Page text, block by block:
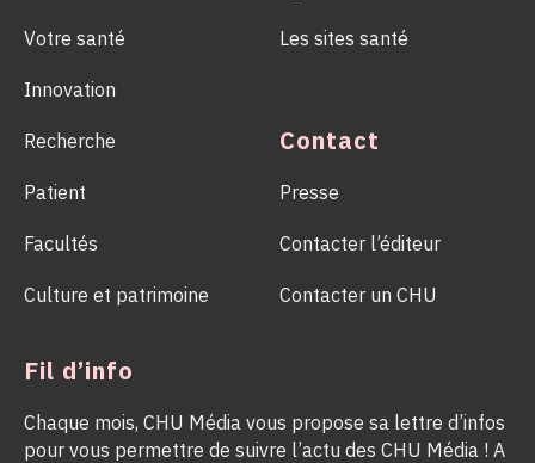
Votre santé
Innovation
Recherche
Patient
Facultés
Culture et patrimoine
Les sites santé
Contact
Presse
Contacter l’éditeur
Contacter un CHU
Fil d’info
Chaque mois, CHU Média vous propose sa lettre d’infos
pour vous permettre de suivre l’actu des CHU Média ! A